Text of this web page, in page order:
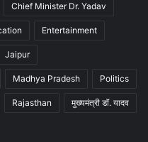
Chief Minister Dr. Yadav
Entertainment
Jaipur
Madhya Pradesh Politics
Rajasthan मुख्यमंत्री डॉ. यादव